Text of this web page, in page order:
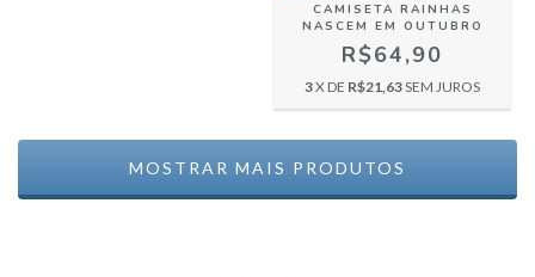
CAMISETA RAINHAS
NASCEM EM OUTUBRO
R$64,90
3X DE R$21,63SEM JUROS
MOSTRAR MAIS PRODUTOS